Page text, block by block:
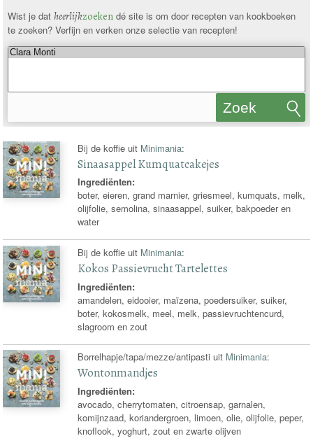
Wist je dat heerlijkzoekendé site is om door recepten van kookboeken
te zoeken? Verfijn en verken onze selectie van recepten!
Zoek
Bij de koffie uit Minimania:
Sinaasappel Kumquatcakejes
Ingrediënten:
boter, eieren, grand marnier, griesmeel, kumquats, melk,
olijfolie, semolina, sinaasappel, suiker, bakpoeder en
water
Bij de koffie uit Minimania:
Kokos Passievrucht Tartelettes
Ingrediënten:
amandelen, eidooier, maïzena, poedersuiker, suiker,
boter, kokosmelk, meel, melk, passievruchtencurd,
slagroom en zout
Borrelhapje/tapa/mezze/antipasti uit Minimania:
Wontonmandjes
Ingrediënten:
avocado, cherrytomaten, citroensap, garnalen,
komijnzaad, koriandergroen, limoen, olie, olijfolie, peper,
knoflook, yoghurt, zout en zwarte olijven